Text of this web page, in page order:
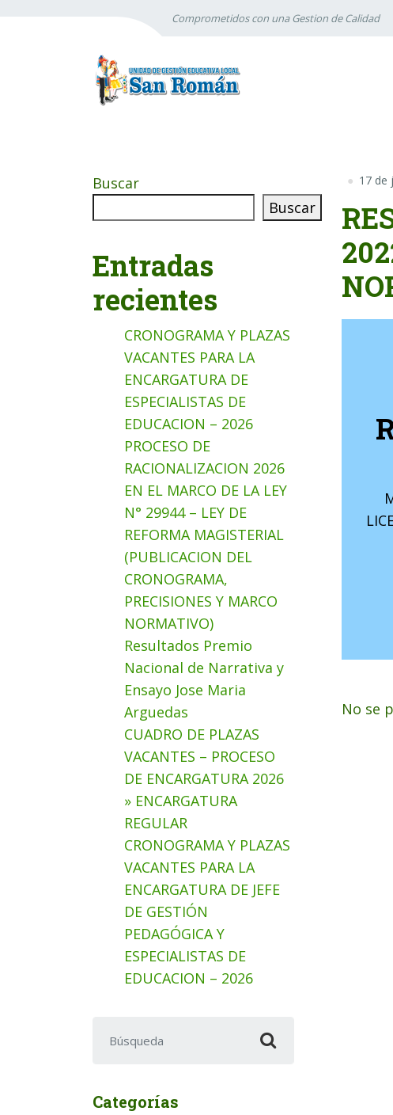
Comprometidos con una Gestion de Calidad
17 de
No se
Buscar
Buscar
Entradas
recientes
CRONOGRAMA Y PLAZAS
VACANTES PARA LA
ENCARGATURA DE
ESPECIALISTAS DE
EDUCACION – 2026
PROCESO DE
RACIONALIZACION 2026
EN EL MARCO DE LA LEY
N° 29944 – LEY DE
REFORMA MAGISTERIAL
(PUBLICACION DEL
CRONOGRAMA,
PRECISIONES Y MARCO
NORMATIVO)
Resultados Premio
Nacional de Narrativa y
Ensayo Jose Maria
Arguedas
CUADRO DE PLAZAS
VACANTES – PROCESO
DE ENCARGATURA 2026
» ENCARGATURA
REGULAR
CRONOGRAMA Y PLAZAS
VACANTES PARA LA
ENCARGATURA DE JEFE
DE GESTIÓN
PEDAGÓGICA Y
ESPECIALISTAS DE
EDUCACION – 2026
Categorías